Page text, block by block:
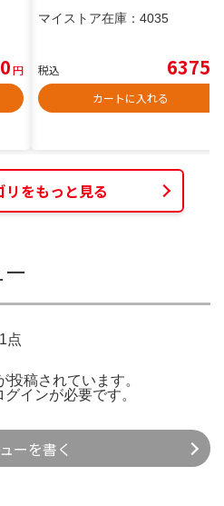
円
マイストア在庫： 4035
税込 6375
カートに入れる
リをもっと見る
点
稿されています。
グインが必要です。
ーを書く